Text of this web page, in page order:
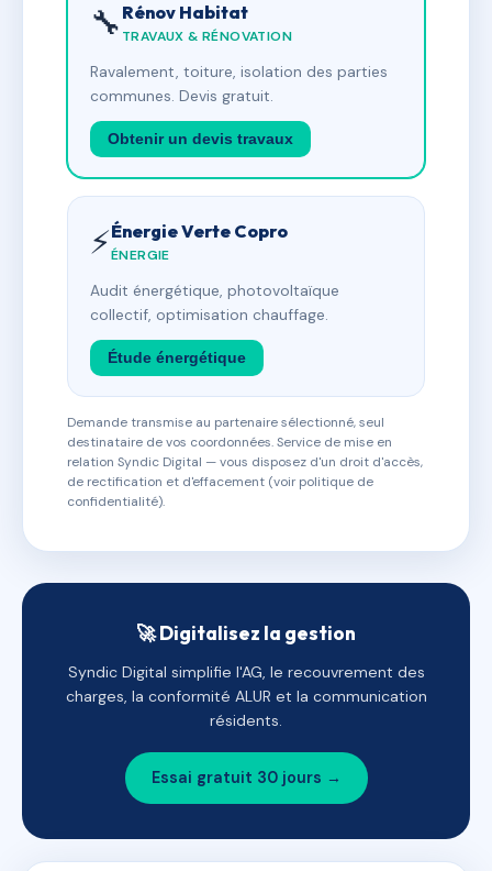
🔧 Rénov Habitat
TRAVAUX & RÉNOVATION
Ravalement, toiture, isolation des parties
communes. Devis gratuit.
Obtenir un devis travaux
⚡Énergie Verte Copro
ÉNERGIE
Audit énergétique, photovoltaïque
collectif, optimisation chauffage.
Étude énergétique
Demande transmise au partenaire sélectionné, seul
destinataire de vos coordonnées. Service de mise en
relation Syndic Digital — vous disposez d'un droit d'accès,
de rectification et d'effacement (voir politique de
confidentialité).
🚀 Digitalisez la gestion
Syndic Digital simplifie l'AG, le recouvrement des
charges, la conformité ALUR et la communication
résidents.
Essai gratuit 30 jours →